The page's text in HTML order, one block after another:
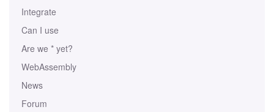
Integrate
Can I use
Are we * yet?
WebAssembly
News
Forum